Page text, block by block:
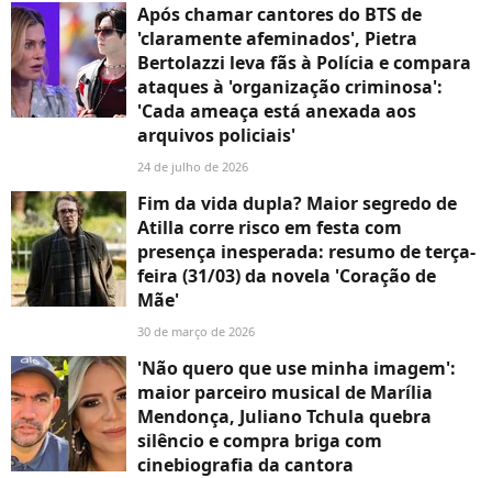
Após chamar cantores do BTS de
'claramente afeminados', Pietra
Bertolazzi leva fãs à Polícia e compara
ataques à 'organização criminosa':
'Cada ameaça está anexada aos
arquivos policiais'
24 de julho de 2026
Fim da vida dupla? Maior segredo de
Atilla corre risco em festa com
presença inesperada: resumo de terça-
feira (31/03) da novela 'Coração de
Mãe'
30 de março de 2026
'Não quero que use minha imagem':
maior parceiro musical de Marília
Mendonça, Juliano Tchula quebra
silêncio e compra briga com
cinebiografia da cantora